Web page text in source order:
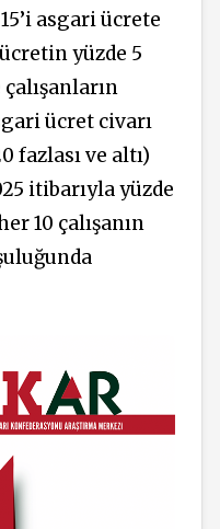
asgari ücrete
yüzde 5
ücret civarı
fazlası ve altı)
itibarıyla yüzde
10 çalışanın